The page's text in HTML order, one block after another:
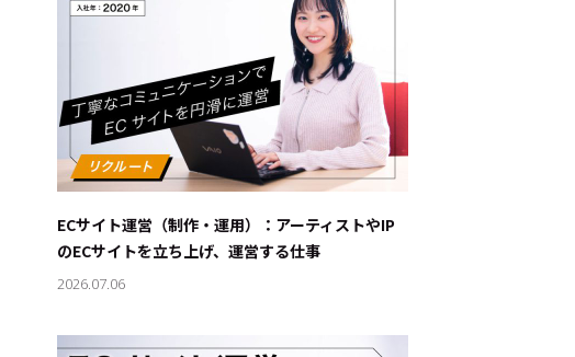
ECサイト運営（制作・運用）：アーティストやIP
のECサイトを立ち上げ、運営する仕事
2026.07.06